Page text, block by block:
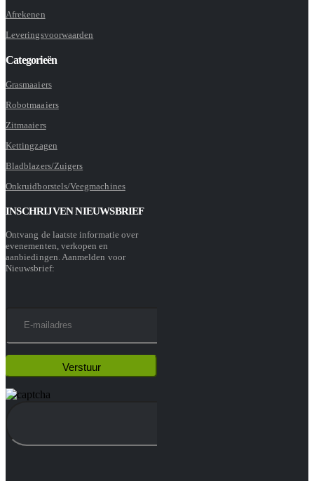
Afrekenen
Leveringsvoorwaarden
Categorieën
Grasmaaiers
Robotmaaiers
Zitmaaiers
Kettingzagen
Bladblazers/Zuigers
Onkruidborstels/Veegmachines
INSCHRIJVEN NIEUWSBRIEF
Ontvang de laatste informatie over
evenementen, verkopen en
aanbiedingen. Aanmelden voor
Nieuwsbrief: